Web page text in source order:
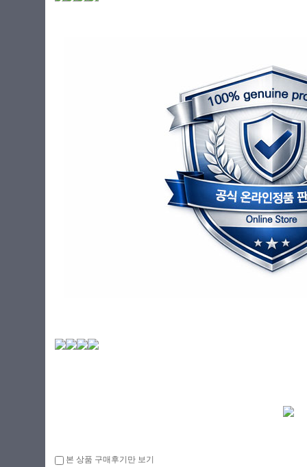
본 상품 구매후기만 보기